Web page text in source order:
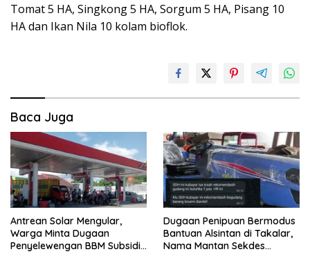
Tomat 5 HA, Singkong 5 HA, Sorgum 5 HA, Pisang 10
HA dan Ikan Nila 10 kolam bioflok.
Baca Juga
Antrean Solar Mengular,
Warga Minta Dugaan
Penyelewengan BBM Subsidi
‎Dugaan Penipuan Bermodus
Bantuan Alsintan di Takalar,
Nama Mantan Sekdes